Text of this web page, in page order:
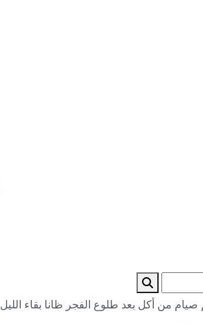
من أكل بعد طلوع الفجر ظانا بقاء الليل